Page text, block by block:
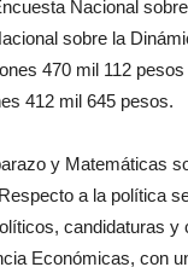
Nacional
sobre la
470 mil 112
412 mil 645 pesos.
y Matemáticas
a la política
candidaturas y
Económicas, con